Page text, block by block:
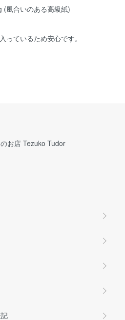
(風合いのある高級紙)
っているため安心です。
お店 Tezuko Tudor